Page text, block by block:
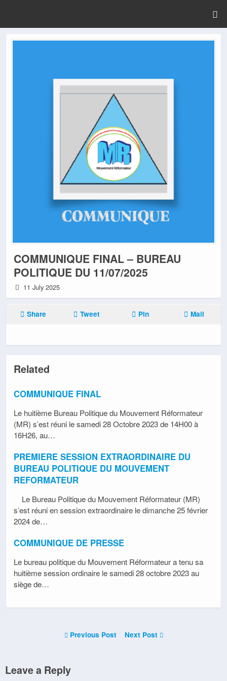
COMMUNIQUE FINAL – BUREAU
POLITIQUE DU 11/07/2025
11 July 2025
Share Tweet Pin Mail
Related
COMMUNIQUE FINAL
Le huitième Bureau Politique du Mouvement Réformateur
(MR) s’est réuni le samedi 28 Octobre 2023 de 14H00 à
16H26, au…
PREMIERE SESSION EXTRAORDINAIRE DU
BUREAU POLITIQUE DU MOUVEMENT
REFORMATEUR
Le Bureau Politique du Mouvement Réformateur (MR)
s’est réuni en session extraordinaire le dimanche 25 février
2024 de…
COMMUNIQUE DE PRESSE
Le bureau politique du Mouvement Réformateur a tenu sa
huitième session ordinaire le samedi 28 octobre 2023 au
siège de…
Previous Post Next Post
Leave a Reply